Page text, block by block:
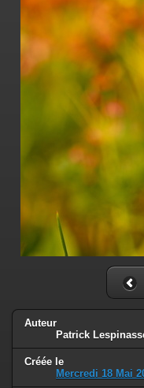
Auteur
Patrick
Créée le
Mercredi 18 Mai